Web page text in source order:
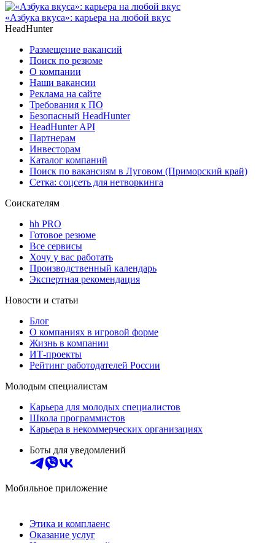
«Азбука вкуса»: карьера на любой вкус
HeadHunter
Размещение вакансий
Поиск по резюме
О компании
Наши вакансии
Реклама на сайте
Требования к ПО
Безопасный HeadHunter
HeadHunter API
Партнерам
Инвесторам
Каталог компаний
Поиск по вакансиям в Луговом (Приморский край)
Сетка: соцсеть для нетворкинга
Соискателям
hh PRO
Готовое резюме
Все сервисы
Хочу у вас работать
Производственный календарь
Экспертная рекомендация
Новости и статьи
Блог
О компаниях в игровой форме
Жизнь в компании
ИТ-проекты
Рейтинг работодателей России
Молодым специалистам
Карьера для молодых специалистов
Школа программистов
Карьера в некоммерческих организациях
Боты для уведомлений
Мобильное приложение
Этика и комплаенс
Оказание услуг